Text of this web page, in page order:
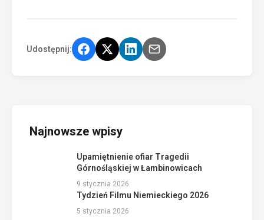
Udostępnij:
Najnowsze wpisy
Upamiętnienie ofiar Tragedii
Górnośląskiej w Łambinowicach
9 stycznia 2026
Tydzień Filmu Niemieckiego 2026
5 stycznia 2026